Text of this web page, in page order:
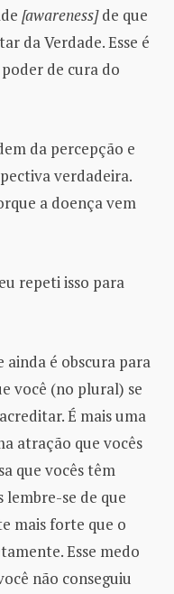
[awareness]de que
da Verdade. Esse é
de cura do
da percepção e
verdadeira.
a doença vem
repeti isso para
ainda é obscura para
você (no plural) se
É mais uma
atração que vocês
que vocês têm
lembre-se de que
mais forte que o
Esse medo
não conseguiu